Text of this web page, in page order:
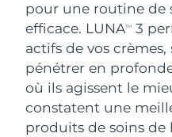
pour une routine de
efficace. LUNATM
3
actifs de vos
pénétrer en
où ils agissent le
constatent une
produits de soins de